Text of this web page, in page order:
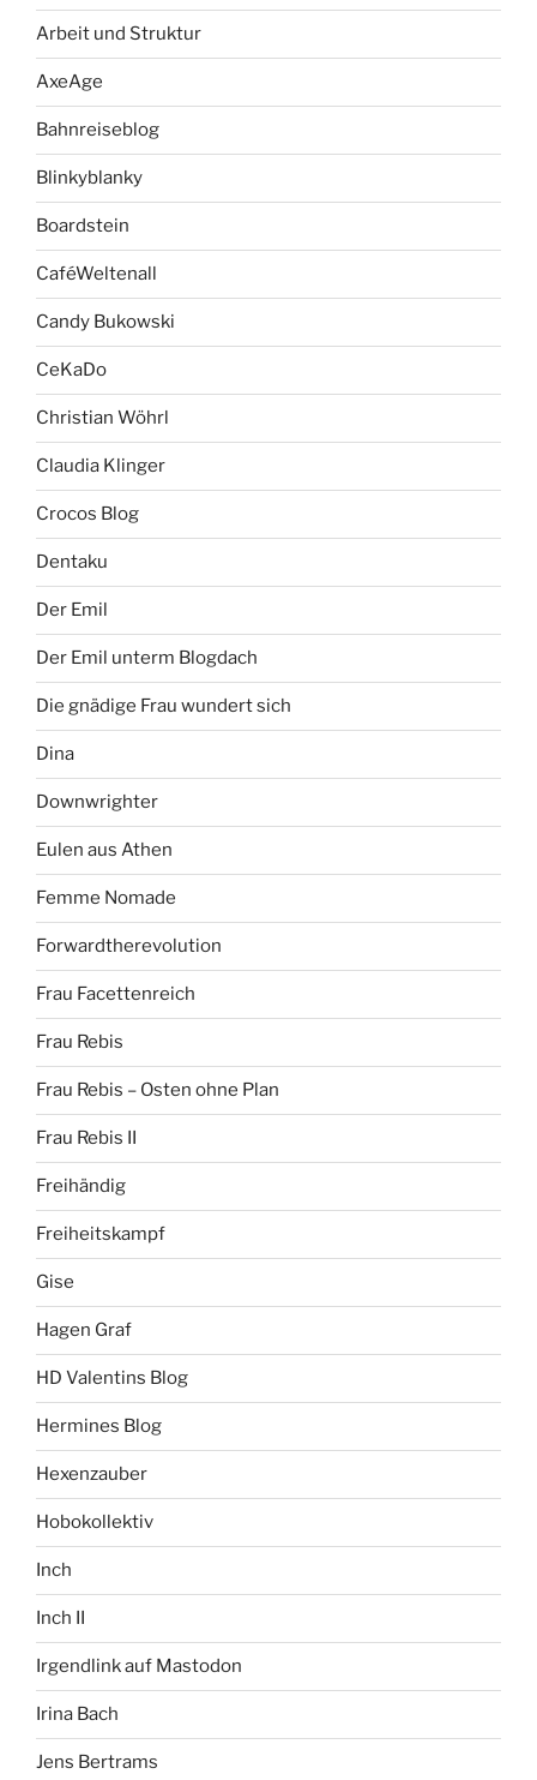
Arbeit und Struktur
AxeAge
Bahnreiseblog
Blinkyblanky
Boardstein
CaféWeltenall
Candy Bukowski
CeKaDo
Christian Wöhrl
Claudia Klinger
Crocos Blog
Dentaku
Der Emil
Der Emil unterm Blogdach
Die gnädige Frau wundert sich
Dina
Downwrighter
Eulen aus Athen
Femme Nomade
Forwardtherevolution
Frau Facettenreich
Frau Rebis
Frau Rebis – Osten ohne Plan
Frau Rebis II
Freihändig
Freiheitskampf
Gise
Hagen Graf
HD Valentins Blog
Hermines Blog
Hexenzauber
Hobokollektiv
Inch
Inch II
Irgendlink auf Mastodon
Irina Bach
Jens Bertrams